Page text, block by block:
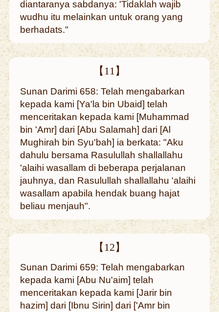
diantaranya sabdanya: 'Tidaklah wajib
wudhu itu melainkan untuk orang yang
berhadats."
【11】
Sunan Darimi 658: Telah mengabarkan
kepada kami [Ya'la bin Ubaid] telah
menceritakan kepada kami [Muhammad
bin 'Amr] dari [Abu Salamah] dari [Al
Mughirah bin Syu'bah] ia berkata: "Aku
dahulu bersama Rasulullah shallallahu
'alaihi wasallam di beberapa perjalanan
jauhnya, dan Rasulullah shallallahu 'alaihi
wasallam apabila hendak buang hajat
beliau menjauh".
【12】
Sunan Darimi 659: Telah mengabarkan
kepada kami [Abu Nu'aim] telah
menceritakan kepada kami [Jarir bin
hazim] dari [Ibnu Sirin] dari ['Amr bin